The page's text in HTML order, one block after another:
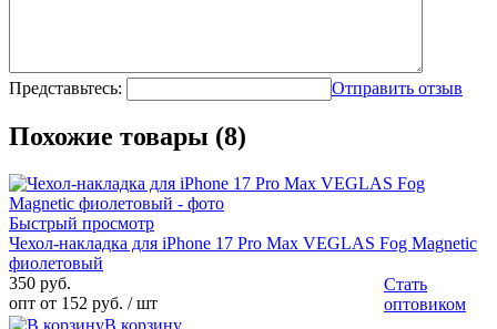
Представьтесь: Отправить отзыв
Похожие товары (8)
Быстрый просмотр
Чехол-накладка для iPhone 17 Pro Max VEGLAS Fog Magnetic
фиолетовый
350 руб.
опт от 152 руб. / шт
Стать
оптовиком